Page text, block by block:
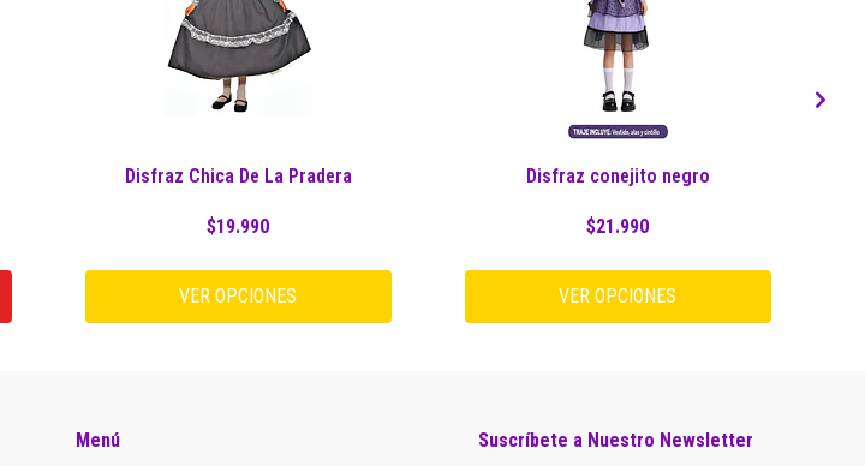
Disfraz Chica De La Pradera
$19.990
VER OPCIONES
Disfraz conejito negro
$21.990
VER OPCIONES
Menú Suscríbete a Nuestro Newsletter